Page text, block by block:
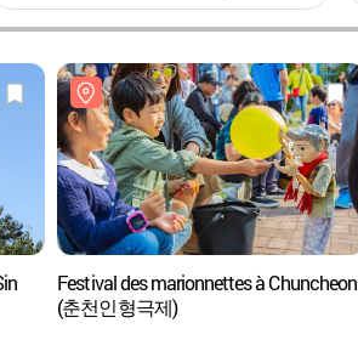
Festival des marionnettes à Chuncheon
(춘천인형극제)